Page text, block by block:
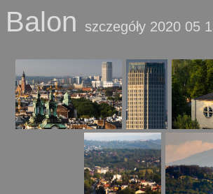
Balon szczegóły 2020 05